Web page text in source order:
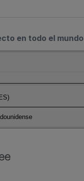
en todo el mundo